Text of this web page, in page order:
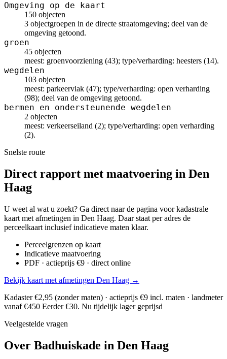
Omgeving op de kaart
150 objecten
3 objectgroepen in de directe straatomgeving; deel van de
omgeving getoond.
groen
45 objecten
meest: groenvoorziening (43); type/verharding: heesters (14).
wegdelen
103 objecten
meest: parkeervlak (47); type/verharding: open verharding
(98); deel van de omgeving getoond.
bermen en ondersteunende wegdelen
2 objecten
meest: verkeerseiland (2); type/verharding: open verharding
(2).
Snelste route
Direct rapport met maatvoering in Den
Haag
U weet al wat u zoekt? Ga direct naar de pagina voor kadastrale
kaart met afmetingen in Den Haag. Daar staat per adres de
perceelkaart inclusief indicatieve maten klaar.
Perceelgrenzen op kaart
Indicatieve maatvoering
PDF · actieprijs €9 · direct online
Bekijk kaart met afmetingen Den Haag →
Kadaster €2,95 (zonder maten) · actieprijs €9 incl. maten · landmeter
vanaf €450 Eerder €30. Nu tijdelijk lager geprijsd
Veelgestelde vragen
Over Badhuiskade in Den Haag